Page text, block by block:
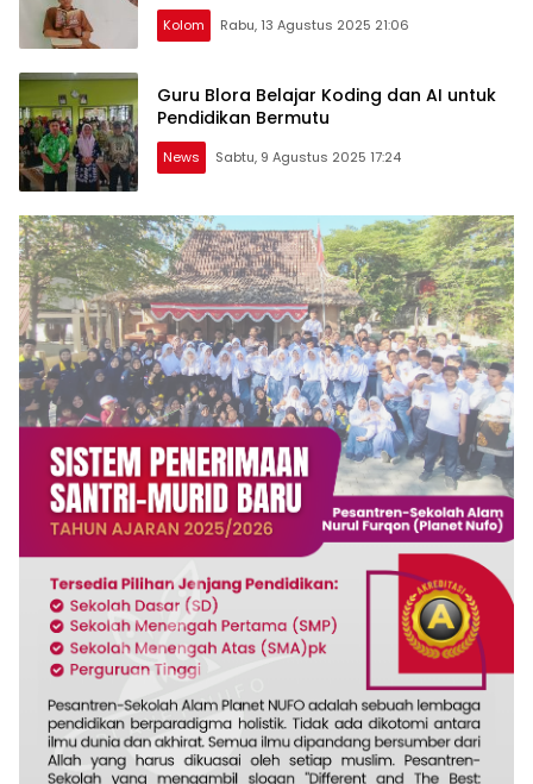
Kolom Rabu, 13 Agustus 2025 21:06
Guru Blora Belajar Koding dan AI untuk
Pendidikan Bermutu
News Sabtu, 9 Agustus 2025 17:24